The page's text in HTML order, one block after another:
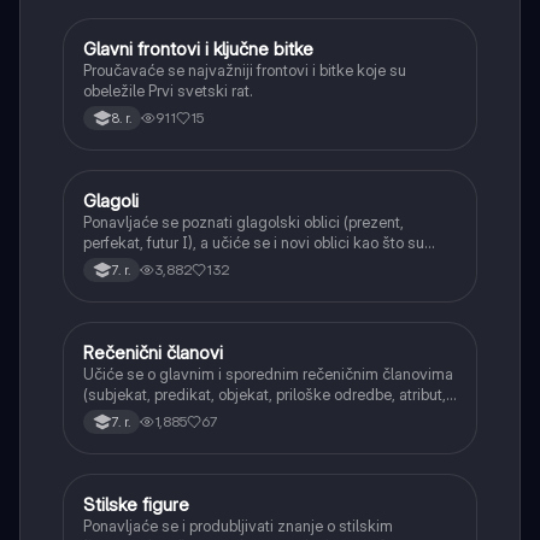
Istorija
Glavni frontovi i ključne bitke
Proučavaće se najvažniji frontovi i bitke koje su
obeležile Prvi svetski rat.
8. r. 911 15
Srpski jezik
Glagoli
Ponavljaće se poznati glagolski oblici (prezent,
perfekat, futur I), a učiće se i novi oblici kao što su
aorist, imperfekat, pluskvamperfekat, futur II, kao i
glagolski prilozi i pridevi.
7. r. 3,882 132
Srpski jezik
Rečenični članovi
Učiće se o glavnim i sporednim rečeničnim članovima
(subjekat, predikat, objekat, priloške odredbe, atribut,
apozicija) i njihovoj funkciji.
7. r. 1,885 67
Srpski jezik
Stilske figure
Ponavljaće se i produbljivati znanje o stilskim